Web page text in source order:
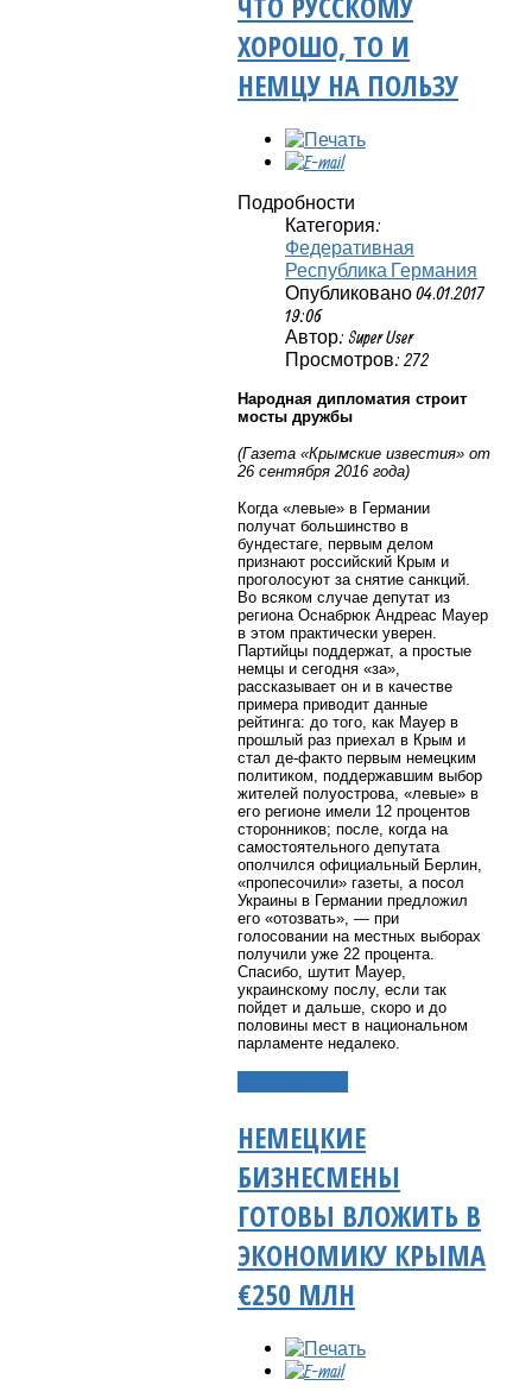
ХОРОШО, ТО И
НЕМЦУ НА ПОЛЬЗУ
Подробности
Категория:
Федеративная
Республика Германия
Опубликовано 04.01.2017
19:06
Автор: Super User
Просмотров: 272
Народная дипломатия строит
мосты дружбы
(Газета «Крымские известия» от
26 сентября 2016 года)
Когда «левые» в Германии
получат большинство в
бундестаге, первым делом
признают российский Крым и
проголосуют за снятие санкций.
Во всяком случае депутат из
региона Оснабрюк Андреас Мауер
в этом практически уверен.
Партийцы поддержат, а простые
немцы и сегодня «за»,
рассказывает он и в качестве
примера приводит данные
рейтинга: до того, как Мауер в
прошлый раз приехал в Крым и
стал де-факто первым немецким
политиком, поддержавшим выбор
жителей полуострова, «левые» в
его регионе имели 12 процентов
сторонников; после, когда на
самостоятельного депутата
ополчился официальный Берлин,
«пропесочили» газеты, а посол
Украины в Германии предложил
его «отозвать», — при
голосовании на местных выборах
получили уже 22 процента.
Спасибо, шутит Мауер,
украинскому послу, если так
пойдет и дальше, скоро и до
половины мест в национальном
парламенте недалеко.
НЕМЕЦКИЕ
БИЗНЕСМЕНЫ
ГОТОВЫ ВЛОЖИТЬ В
ЭКОНОМИКУ КРЫМА
€250 МЛН